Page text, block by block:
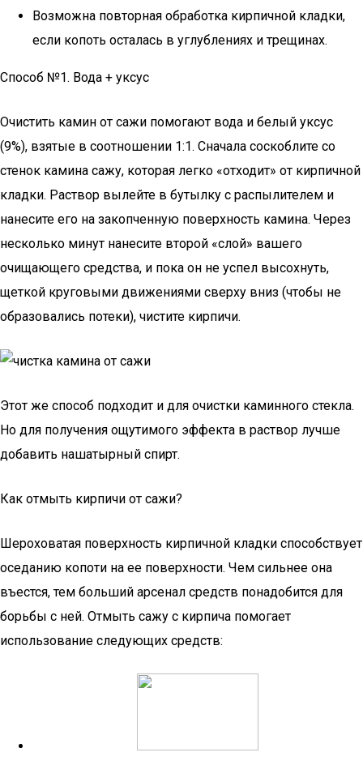
Возможна повторная обработка кирпичной кладки,
если копоть осталась в углублениях и трещинах.
Способ №1. Вода + уксус
Очистить камин от сажи помогают вода и белый уксус
(9%), взятые в соотношении 1:1. Сначала соскоблите со
стенок камина сажу, которая легко «отходит» от кирпичной
кладки. Раствор вылейте в бутылку с распылителем и
нанесите его на закопченную поверхность камина. Через
несколько минут нанесите второй «слой» вашего
очищающего средства, и пока он не успел высохнуть,
щеткой круговыми движениями сверху вниз (чтобы не
образовались потеки), чистите кирпичи.
Этот же способ подходит и для очистки каминного стекла.
Но для получения ощутимого эффекта в раствор лучше
добавить нашатырный спирт.
Как отмыть кирпичи от сажи?
Шероховатая поверхность кирпичной кладки способствует
оседанию копоти на ее поверхности. Чем сильнее она
въестся, тем больший арсенал средств понадобится для
борьбы с ней. Отмыть сажу с кирпича помогает
использование следующих средств: